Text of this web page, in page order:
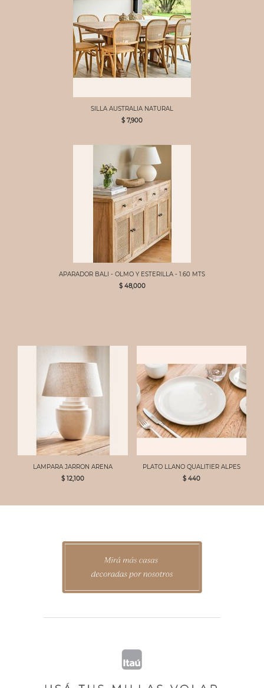
SILLA AUSTRALIA NATURAL
$ 7,900
APARADOR BALI - OLMO Y ESTERILLA - 1.60 MTS
$ 48,000
LAMPARA JARRON ARENA
$ 12,100
PLATO LLANO QUALITIER ALPES
$ 440